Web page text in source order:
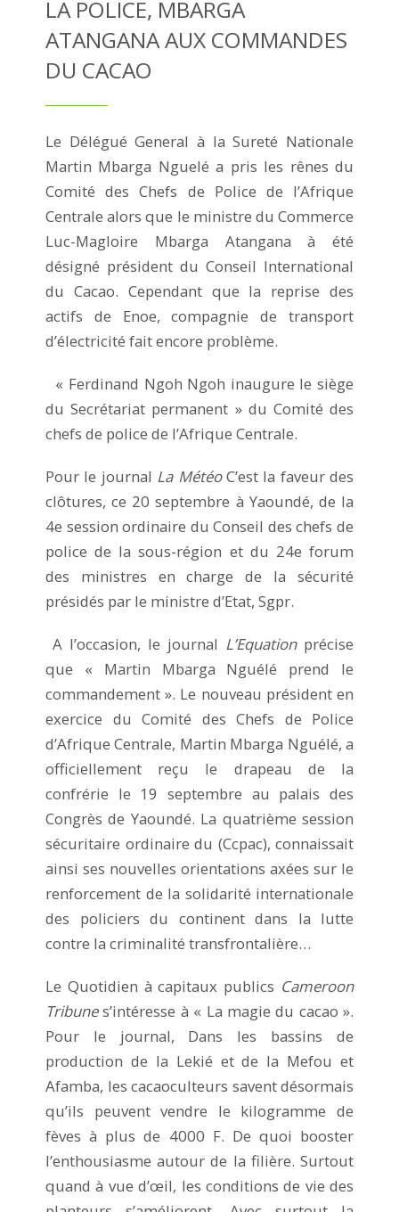
LA POLICE, MBARGA
ATANGANA AUX COMMANDES
DU CACAO
Le Délégué General à la Sureté Nationale
Martin Mbarga Nguelé a pris les rênes du
Comité des Chefs de Police de l’Afrique
Centrale alors que le ministre du Commerce
Luc-Magloire Mbarga Atangana à été
désigné président du Conseil International
du Cacao. Cependant que la reprise des
actifs de Enoe, compagnie de transport
d’électricité fait encore problème.
« Ferdinand Ngoh Ngoh inaugure le siège
du Secrétariat permanent » du Comité des
chefs de police de l’Afrique Centrale.
Pour le journal La MétéoC’est la faveur des
clôtures, ce 20 septembre à Yaoundé, de la
4e session ordinaire du Conseil des chefs de
police de la sous-région et du 24e forum
des ministres en charge de la sécurité
présidés par le ministre d’Etat, Sgpr.
A l’occasion, le journal L’Equationprécise
que « Martin Mbarga Nguélé prend le
commandement ». Le nouveau président en
exercice du Comité des Chefs de Police
d’Afrique Centrale, Martin Mbarga Nguélé, a
officiellement reçu le drapeau de la
confrérie le 19 septembre au palais des
Congrès de Yaoundé. La quatrième session
sécuritaire ordinaire du (Ccpac), connaissait
ainsi ses nouvelles orientations axées sur le
renforcement de la solidarité internationale
des policiers du continent dans la lutte
contre la criminalité transfrontalière…
Le Quotidien à capitaux publics Cameroon
Tribunes’intéresse à « La magie du cacao ».
Pour le journal, Dans les bassins de
production de la Lekié et de la Mefou et
Afamba, les cacaoculteurs savent désormais
qu’ils peuvent vendre le kilogramme de
fèves à plus de 4000 F. De quoi booster
l’enthousiasme autour de la filière. Surtout
quand à vue d’œil, les conditions de vie des